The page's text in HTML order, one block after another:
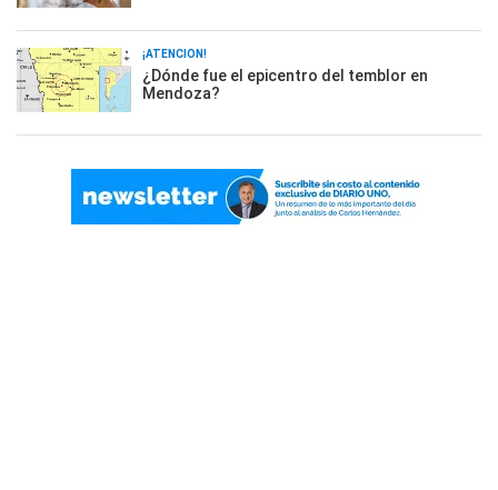
¡ATENCIÓN!
¿Dónde fue el epicentro del temblor en
Mendoza?